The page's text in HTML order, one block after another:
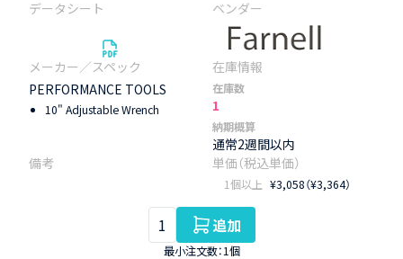
PERFORMANCE TOOLS
10" Adjustable Wrench
在庫数
1
納期概算
通常2週間以内
1個以上 ¥3,058（¥3,364）
追加
最小注文数：1個